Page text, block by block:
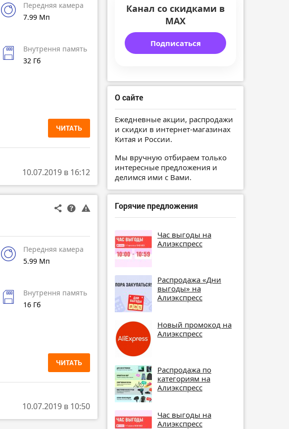
Передняя камера
7.99 Мп
Внутрення память
32 Гб
ЧИТАТЬ
10.07.2019 в 16:12
Передняя камера
5.99 Мп
Внутрення память
16 Гб
ЧИТАТЬ
10.07.2019 в 10:50
Канал со скидками в
MAX
Подписаться
О сайте
Ежедневные акции, распродажи
и скидки в интернет-магазинах
Китая и России.
Мы вручную отбираем только
интересные предложения и
делимся ими с Вами.
Горячие предложения
Час выгоды на
Алиэкспресс
Распродажа «Дни
выгоды» на
Алиэкспресс
Новый промокод на
Алиэкспресс
Распродажа по
категориям на
Алиэкспресс
Час выгоды на
Алиэкспресс